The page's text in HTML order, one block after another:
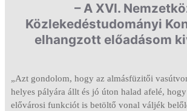
– A XVI.
Közlekedéstudományi
elhangzott előadásom
„Azt gondolom, hogy az almásfüzitői
helyes pályára állt és jó úton halad afelé,
elővárosi funkciót is betöltő vonal váljék